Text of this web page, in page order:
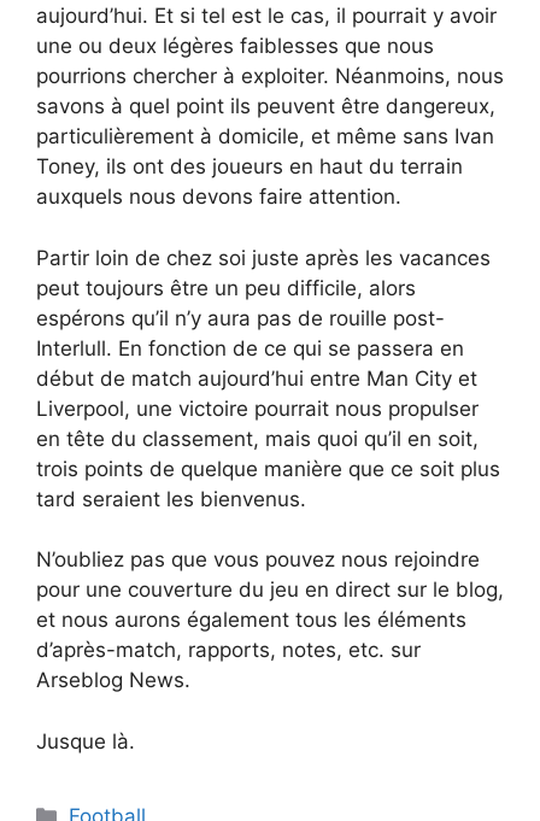
aujourd’hui. Et si tel est le cas, il pourrait y avoir
une ou deux légères faiblesses que nous
pourrions chercher à exploiter. Néanmoins, nous
savons à quel point ils peuvent être dangereux,
particulièrement à domicile, et même sans Ivan
Toney, ils ont des joueurs en haut du terrain
auxquels nous devons faire attention.
Partir loin de chez soi juste après les vacances
peut toujours être un peu difficile, alors
espérons qu’il n’y aura pas de rouille post-
Interlull. En fonction de ce qui se passera en
début de match aujourd’hui entre Man City et
Liverpool, une victoire pourrait nous propulser
en tête du classement, mais quoi qu’il en soit,
trois points de quelque manière que ce soit plus
tard seraient les bienvenus.
N’oubliez pas que vous pouvez nous rejoindre
pour une couverture du jeu en direct sur le blog,
et nous aurons également tous les éléments
d’après-match, rapports, notes, etc. sur
Arseblog News.
Jusque là.
Catégories
Football